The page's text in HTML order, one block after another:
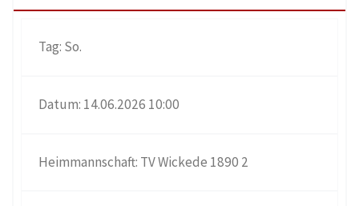
So.
14.06.2026 10:00
TV Wickede 1890 2